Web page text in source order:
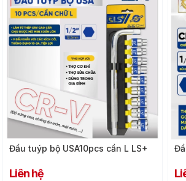
Đầu tuýp bộ USA10pcs cần L LS+
Liên hệ